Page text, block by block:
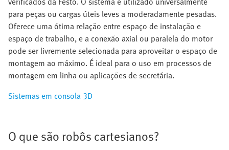
para peças ou cargas úteis leves a moderadamente pesadas.
Oferece uma ótima relação entre espaço de instalação e
espaço de trabalho, e a conexão axial ou paralela do motor
pode ser livremente selecionada para aproveitar o espaço de
montagem ao máximo. É ideal para o uso em processos de
montagem em linha ou aplicações de secretária.
Sistemas em consola 3D
O que são robôs cartesianos?